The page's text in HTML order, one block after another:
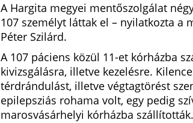
A Hargita megyei mentőszolgálat
107 személyt láttak el – nyilatkozta a
Péter Szilárd.
A 107 páciens közül 11-et kórházba
kivizsgálásra, illetve kezelésre.
térdrándulást, illetve végtagtörést
epilepsziás rohama volt, egy pedig
marosvásárhelyi kórházba szállították.